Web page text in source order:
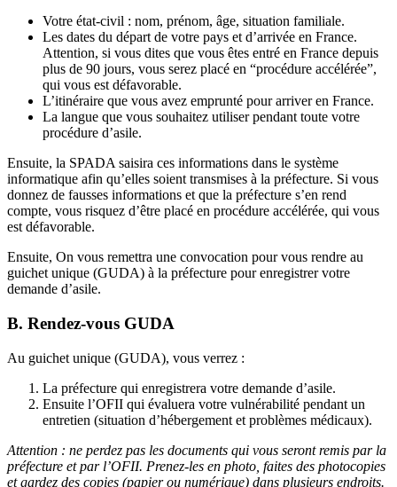
Votre état-civil : nom, prénom, âge, situation familiale.
Les dates du départ de votre pays et d’arrivée en France.
Attention, si vous dites que vous êtes entré en France depuis
plus de 90 jours, vous serez placé en “procédure accélérée”,
qui vous est défavorable.
L’itinéraire que vous avez emprunté pour arriver en France.
La langue que vous souhaitez utiliser pendant toute votre
procédure d’asile.
Ensuite, la SPADA saisira ces informations dans le système
informatique afin qu’elles soient transmises à la préfecture. Si vous
donnez de fausses informations et que la préfecture s’en rend
compte, vous risquez d’être placé en procédure accélérée, qui vous
est défavorable.
Ensuite, On vous remettra une convocation pour vous rendre au
guichet unique (GUDA) à la préfecture pour enregistrer votre
demande d’asile.
B. Rendez-vous GUDA
Au guichet unique (GUDA), vous verrez :
La préfecture qui enregistrera votre demande d’asile.
Ensuite l’OFII qui évaluera votre vulnérabilité pendant un
entretien (situation d’hébergement et problèmes médicaux).
Attention : ne perdez pas les documents qui vous seront remis par la
préfecture et par l’OFII. Prenez-les en photo, faites des photocopies
et gardez des copies (papier ou numérique) dans plusieurs endroits.